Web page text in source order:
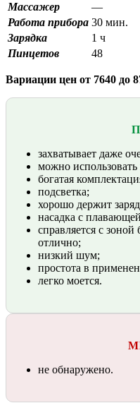
Массажер
—
Работа прибора 30 мин.
Зарядка
1 ч
Пинцетов
48
Вариации цен от 7640 до
захватывает даже
можно
богатая
подсветка;
хорошо держит
насадка с
справляется с
отлично;
низкий шум;
простота в
легко моется.
не обнаружено.